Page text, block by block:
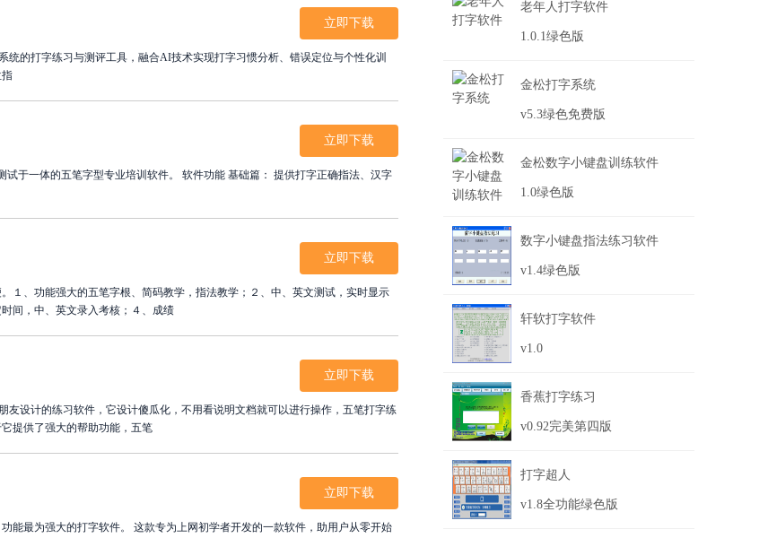
统的打字练习与测评工具，融合AI技术实现打字习惯分析、错误定位与个性化训
立即下载
专业培训软件。 软件功能 基础篇： 提供打字正确指法、汉字
立即下载
１、功能强大的五笔字根、简码教学，指法教学；２、中、英文测试，实时显示
间，中、英文录入考核；４、成绩
立即下载
友设计的练习软件，它设计傻瓜化，不用看说明文档就可以进行操作，五笔打字练
提供了强大的帮助功能，五笔
立即下载
能最为强大的打字软件。 这款专为上网初学者开发的一款软件，助用户从零开始
立即下载
老年人打字软件
1.0.1绿色版
金松打字系统
v5.3绿色免费版
金松数字小键盘训练软件
1.0绿色版
数字小键盘指法练习软件
v1.4绿色版
轩软打字软件
v1.0
香蕉打字练习
v0.92完美第四版
打字超人
v1.8全功能绿色版